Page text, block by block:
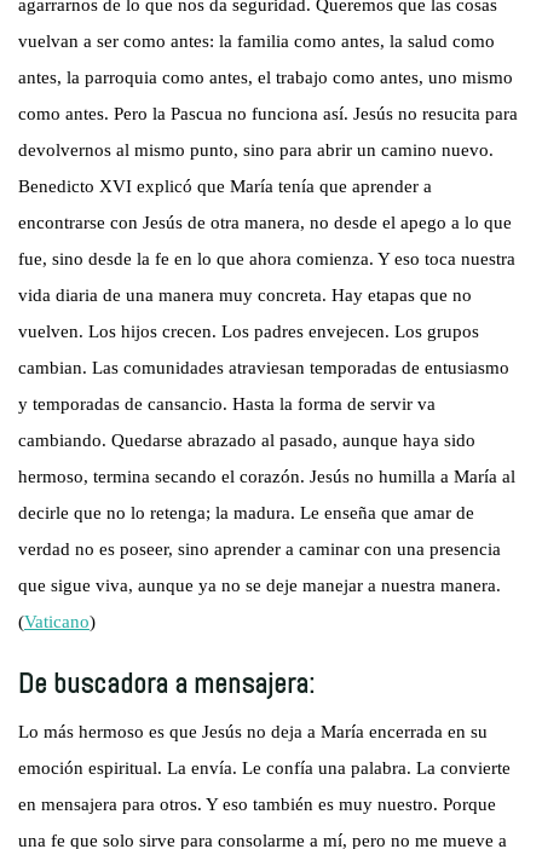
agarrarnos de lo que nos da seguridad. Queremos que las cosas
vuelvan a ser como antes: la familia como antes, la salud como
antes, la parroquia como antes, el trabajo como antes, uno mismo
como antes. Pero la Pascua no funciona así. Jesús no resucita para
devolvernos al mismo punto, sino para abrir un camino nuevo.
Benedicto XVI explicó que María tenía que aprender a
encontrarse con Jesús de otra manera, no desde el apego a lo que
fue, sino desde la fe en lo que ahora comienza. Y eso toca nuestra
vida diaria de una manera muy concreta. Hay etapas que no
vuelven. Los hijos crecen. Los padres envejecen. Los grupos
cambian. Las comunidades atraviesan temporadas de entusiasmo
y temporadas de cansancio. Hasta la forma de servir va
cambiando. Quedarse abrazado al pasado, aunque haya sido
hermoso, termina secando el corazón. Jesús no humilla a María al
decirle que no lo retenga; la madura. Le enseña que amar de
verdad no es poseer, sino aprender a caminar con una presencia
que sigue viva, aunque ya no se deje manejar a nuestra manera.
(Vaticano)
De buscadora a mensajera:
Lo más hermoso es que Jesús no deja a María encerrada en su
emoción espiritual. La envía. Le confía una palabra. La convierte
en mensajera para otros. Y eso también es muy nuestro. Porque
una fe que solo sirve para consolarme a mí, pero no me mueve a